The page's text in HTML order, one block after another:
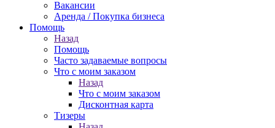
Вакансии
Аренда / Покупка бизнеса
Помощь
Назад
Помощь
Часто задаваемые вопросы
Что с моим заказом
Назад
Что с моим заказом
Дисконтная карта
Тизеры